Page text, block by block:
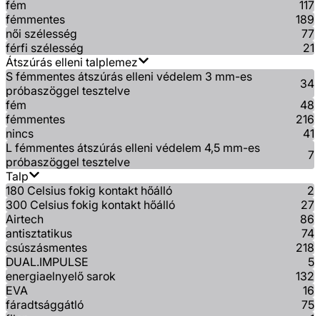
fém
117
fémmentes
189
női szélesség
77
férfi szélesség
21
Átszúrás elleni talplemez
S fémmentes átszúrás elleni védelem 3 mm-es
próbaszöggel tesztelve
34
fém
48
fémmentes
216
nincs
41
L fémmentes átszúrás elleni védelem 4,5 mm-es
próbaszöggel tesztelve
7
Talp
180 Celsius fokig kontakt hőálló
2
300 Celsius fokig kontakt hőálló
27
Airtech
86
antisztatikus
74
csúszásmentes
218
DUAL.IMPULSE
5
energiaelnyelő sarok
132
EVA
16
fáradtsággátló
75